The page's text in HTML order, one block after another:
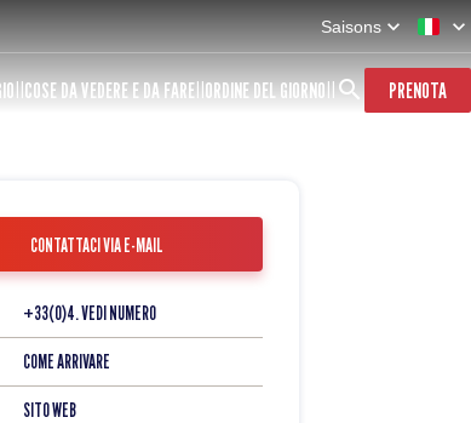
Saisons
COSE DA VEDERE E DA FARE ORDINE DEL GIORNO PRENOTA
CONTATTACI VIA E-MAIL
+33(0)4. VEDI NUMERO
COME ARRIVARE
SITO WEB